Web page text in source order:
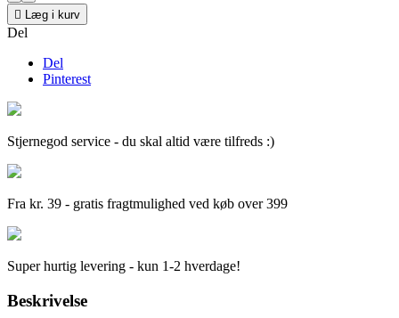
 Læg i kurv
Del
Del
Pinterest
Stjernegod service - du skal altid være tilfreds :)
Fra kr. 39 - gratis fragtmulighed ved køb over 399
Super hurtig levering - kun 1-2 hverdage!
Beskrivelse